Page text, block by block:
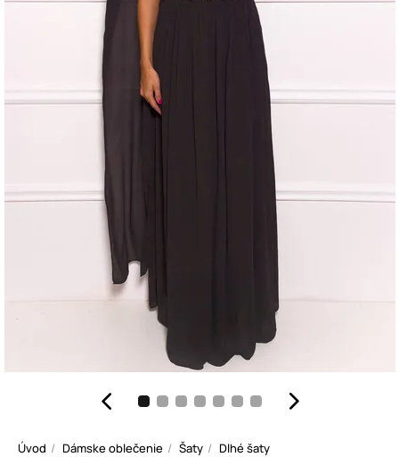
Úvod Dámske oblečenie Šaty Dlhé šaty